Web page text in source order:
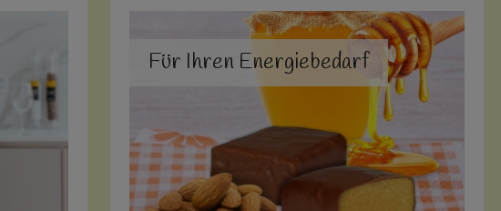
Für Ihren Energiebedarf